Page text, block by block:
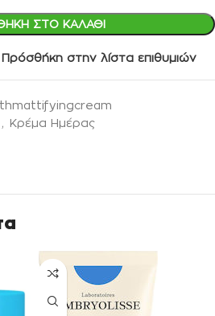
ΣΤΟ ΚΑΛΆΘΙ
Πρόσθήκη στην λίστα επιθυμιών
, Κρέμα Ημέρας